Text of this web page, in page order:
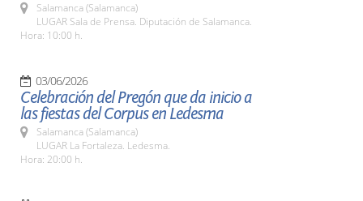
Salamanca (Salamanca)
LUGAR Sala de Prensa. Diputación de Salamanca.
Hora: 10:00 h.
03/06/2026
Celebración del Pregón que da inicio a
las fiestas del Corpus en Ledesma
Salamanca (Salamanca)
LUGAR La Fortaleza. Ledesma.
Hora: 20:00 h.